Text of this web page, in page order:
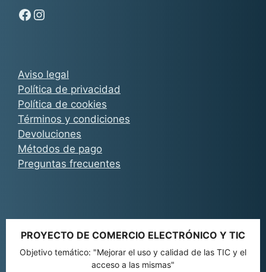
Aviso legal
Política de privacidad
Política de cookies
Términos y condiciones
Devoluciones
Métodos de pago
Preguntas frecuentes
Síguenos en Facebook - Chachocarp
Síguenos en Instagram - Chachocarp
PROYECTO DE COMERCIO ELECTRÓNICO Y TIC
Objetivo temático: "Mejorar el uso y calidad de las TIC y el
acceso a las mismas"